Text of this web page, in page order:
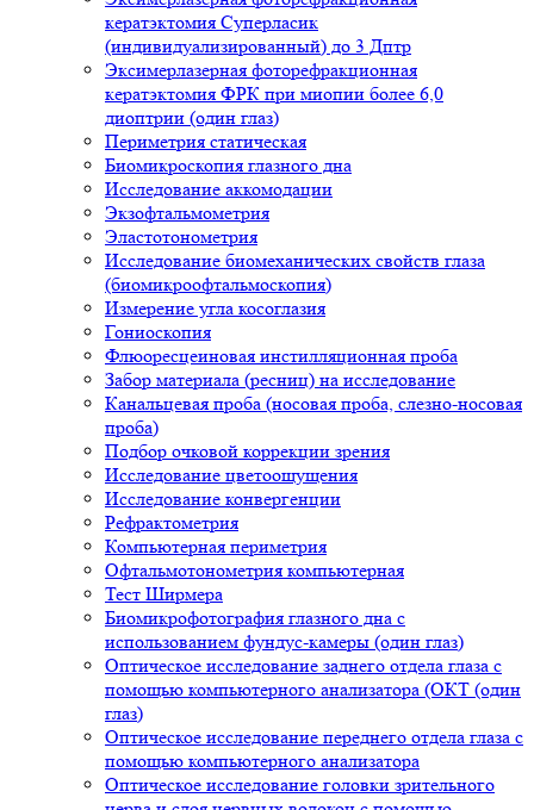
кератэктомия Суперласик
(индивидуализированный) до 3 Дптр
Эксимерлазерная фоторефракционная
кератэктомия ФРК при миопии более 6,0
диоптрии (один глаз)
Периметрия статическая
Биомикроскопия глазного дна
Исследование аккомодации
Экзофтальмометрия
Эластотонометрия
Исследование биомеханических свойств глаза
(биомикроофтальмоскопия)
Измерение угла косоглазия
Гониоскопия
Флюоресцеиновая инстилляционная проба
Забор материала (ресниц) на исследование
Канальцевая проба (носовая проба, слезно-носовая
проба)
Подбор очковой коррекции зрения
Исследование цветоощущения
Исследование конвергенции
Рефрактометрия
Компьютерная периметрия
Офтальмотонометрия компьютерная
Тест Ширмера
Биомикрофотография глазного дна с
использованием фундус-камеры (один глаз)
Оптическое исследование заднего отдела глаза с
помощью компьютерного анализатора (ОКТ (один
глаз)
Оптическое исследование переднего отдела глаза с
помощью компьютерного анализатора
Оптическое исследование головки зрительного